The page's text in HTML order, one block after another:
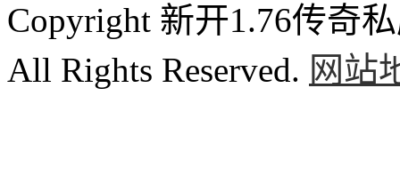
Copyright 新开1.76传奇
All Rights Reserved. 网站